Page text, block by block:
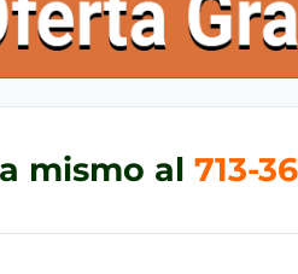
mismo al 713-